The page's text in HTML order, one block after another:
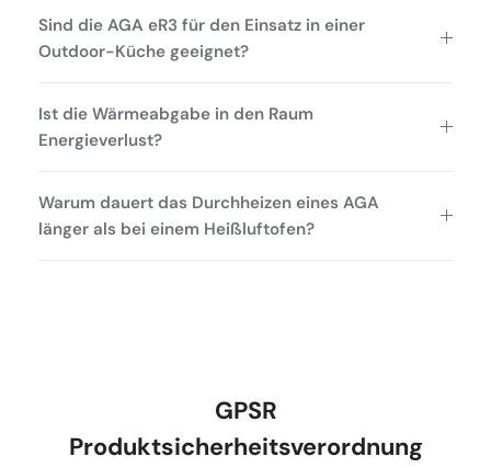
Sind die AGA eR3 für den Einsatz in einer
Outdoor-Küche geeignet?
Ist die Wärmeabgabe in den Raum
Energieverlust?
Warum dauert das Durchheizen eines AGA
länger als bei einem Heißluftofen?
GPSR
Produktsicherheitsverordnung